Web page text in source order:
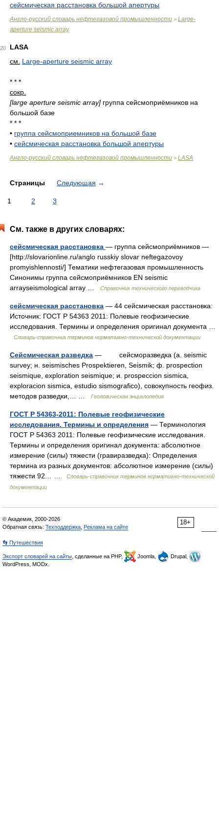
сейсмическая расстановка большой апертуры
Англо-русский словарь нефтегазовой промышленности > Large-
aperture seismic array
20
LASA
см.
Large-aperture seismic array
* * *
сокр.
[large aperture seismic array] группа сейсмоприёмников на
большой базе
* * *
• группа сейсмоприемников на большой базе
• сейсмическая расстановка большой апертуры
Англо-русский словарь нефтегазовой промышленности > LASA
Страницы Следующая →
1 2 3
См. также в других словарях:
сейсмическая расстановка — группа сейсмоприёмников —
[http://slovarionline.ru/anglo russkiy slovar neftegazovoy
promyishlennosti/] Тематики нефтегазовая промышленность
Синонимы группа сейсмоприёмников EN seismic
arrayseismological array …
Справочник технического переводчика
сейсмическая расстановка — 44 сейсмическая расстановка:
Источник: ГОСТ Р 54363 2011: Полевые геофизические
исследования. Термины и определения оригинал документа …
Словарь-справочник терминов нормативно-технической документации
Сейсмическая разведка — сейсморазведкa (a. seismic
survey; н. seismisches Prospektieren, Seismik; ф. prospection
seismique, exploration seismique; и. prospeccion sismica,
exploracion sismica, estudio sismografico), совокупность геофиз.
методов разведки,… …
Геологическая энциклопедия
ГОСТ Р 54363-2011: Полевые геофизические
исследования. Термины и определения — Терминология
ГОСТ Р 54363 2011: Полевые геофизические исследования.
Термины и определения оригинал документа: абсолютное
измерение (силы) тяжести (гравиразведка): Определения
термина из разных документов: абсолютное измерение (силы)
тяжести 92… …
Словарь-справочник терминов нормативно-технической
документации
18+
© Академик, 2000-2026
Обратная связь: Техподдержка Реклама на сайте
👣 Путешествия
Экспорт словарей на сайты , сделанные на PHP, Joomla,
Drupal,
WordPress, MODx.